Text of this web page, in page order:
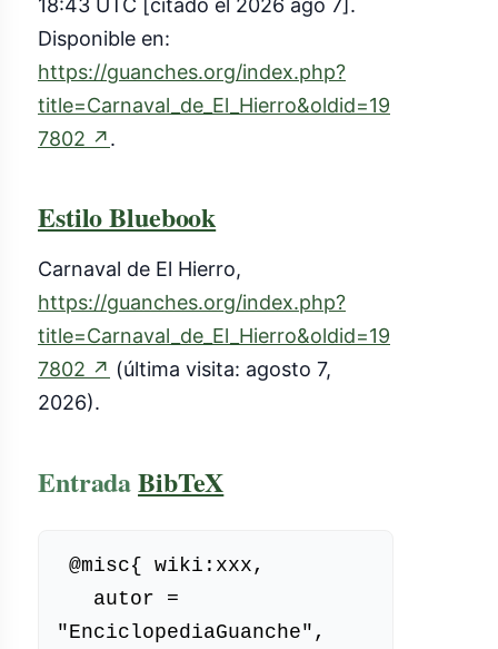
Disponible en:
https://guanches.org/index.php?
title=Carnaval_de_El_Hierro&oldid=19
7802 ↗.
Estilo Bluebook
Carnaval de El Hierro,
https://guanches.org/index.php?
title=Carnaval_de_El_Hierro&oldid=19
7802 ↗ (enlace
(última visita: agosto 7,
2026).
EntradaBibTeX
"EnciclopediaGuanche",